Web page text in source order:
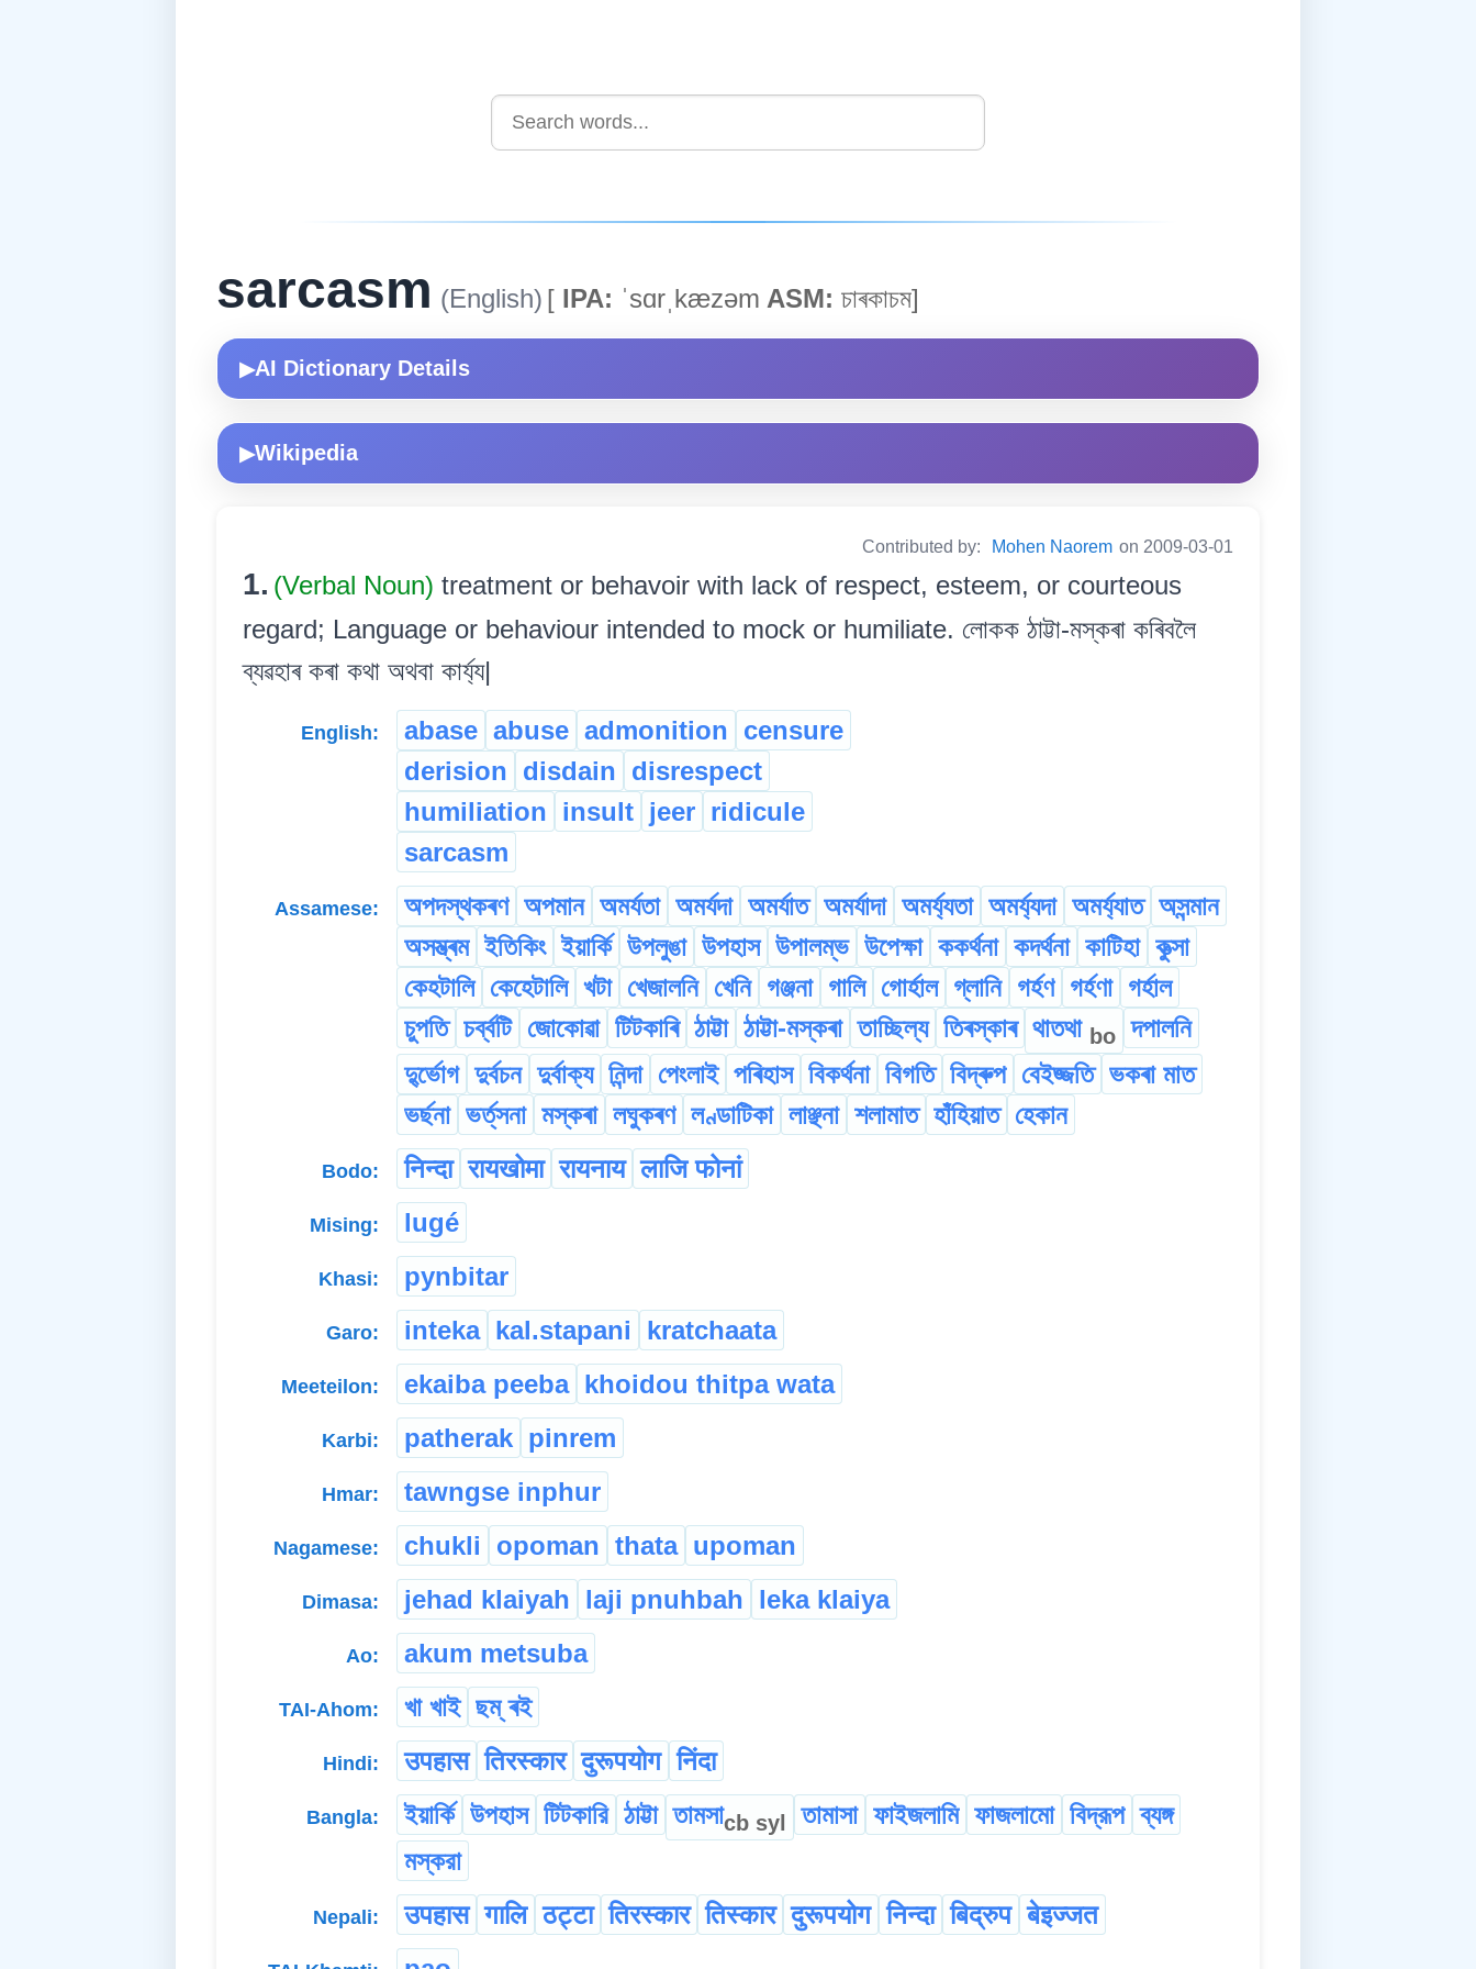
sarcasm (English) [ IPA: ˈsɑrˌkæzəm ASM: চাৰকাচম]
▶AI Dictionary Details
▶Wikipedia
Contributed by: Mohen Naorem on 2009-03-01
1. (Verbal Noun) treatment or behavoir with lack of respect, esteem, or courteous
regard; Language or behaviour intended to mock or humiliate. লোকক ঠাট্টা-মস্কৰা কৰিবলৈ
ব্যৱহাৰ কৰা কথা অথবা কাৰ্য্য|
English: abase abuse admonition censure
derision disdain disrespect
humiliation insult jeer ridicule
sarcasm
Assamese: অপদস্থকৰণ অপমান অমৰ্যতা অমৰ্যদা অমৰ্যাত অমৰ্যাদা অমৰ্য্যতা অমৰ্য্যদা অমৰ্য্যাত অসন্মান
অসম্ভ্ৰম ইতিকিং ইয়াৰ্কি উপলুঙা উপহাস উপালম্ভ উপেক্ষা ককৰ্থনা কদৰ্থনা কাটিহা কুত্‍সা
কেহটালি কেহেটালি খটা খেজালনি খেনি গঞ্জনা গালি গোৰ্হাল গ্লানি গৰ্হণ গৰ্হণা গৰ্হাল
চুপতি চৰ্ব্বটি জোকোৱা টিটকাৰি ঠাট্টা ঠাট্টা-মস্কৰা তাচ্ছিল্য তিৰস্কাৰ থাতথা bo
দপালনি
দু্ৰ্ভোগ দুৰ্বচন দুৰ্বাক্য নিন্দা পেংলাই পৰিহাস বিকৰ্থনা বিগতি বিদ্ৰুপ বেইজ্জতি ভকৰা মাত
ভৰ্ছনা ভৰ্ত্‌সনা মস্কৰা লঘুকৰণ লণ্ডাটিকা লাঞ্ছনা শলামাত হাঁহিয়াত হেকান
Bodo: निन्दा रायखोमा रायनाय लाजि फोनां
Mising: lugé
Khasi: pynbitar
Garo: inteka kal.stapani kratchaata
Meeteilon: ekaiba peeba khoidou thitpa wata
Karbi: patherak pinrem
Hmar: tawngse inphur
Nagamese: chukli opoman thata upoman
Dimasa: jehad klaiyah laji pnuhbah leka klaiya
Ao: akum metsuba
TAI-Ahom: খা খাই ছম্ ৰই
Hindi: उपहास तिरस्कार दुरूपयोग निंदा
Bangla: ইয়ার্কি উপহাস টিটকারি ঠাট্টা তামসাcb syl তামাসা ফাইজলামি ফাজলামো বিদ্রূপ ব্যঙ্গ
মস্করা
Nepali: उपहास गालि ठट्टा तिरस्कार तिस्कार दुरूपयोग निन्दा बिद्रुप बेइज्जत